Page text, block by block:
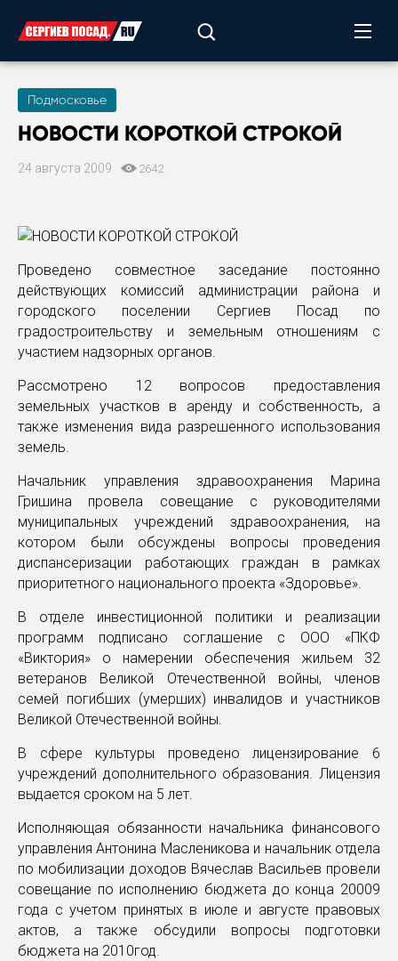
Подмосковье
НОВОСТИ КОРОТКОЙ СТРОКОЙ
24 августа 2009 2642
Проведено совместное заседание постоянно
действующих комиссий администрации района и
городского поселении Сергиев Посад по
градостроительству и земельным отношениям с
участием надзорных органов.
Рассмотрено 12 вопросов предоставления
земельных участков в аренду и собственность, а
также изменения вида разрешенного использования
земель.
Начальник управления здравоохранения Марина
Гришина провела совещание с руководителями
муниципальных учреждений здравоохранения, на
котором были обсуждены вопросы проведения
диспансеризации работающих граждан в рамках
приоритетного национального проекта «Здоровье».
В отделе инвестиционной политики и реализации
программ подписано соглашение с ООО «ПКФ
«Виктория» о намерении обеспечения жильем 32
ветеранов Великой Отечественной войны, членов
семей погибших (умерших) инвалидов и участников
Великой Отечественной войны.
В сфере культуры проведено лицензирование 6
учреждений дополнительного образования. Лицензия
выдается сроком на 5 лет.
Исполняющая обязанности начальника финансового
управления Антонина Масленикова и начальник отдела
по мобилизации доходов Вячеслав Васильев провели
совещание по исполнению бюджета до конца 20009
года с учетом принятых в июле и августе правовых
актов, а также обсудили вопросы подготовки
бюджета на 2010год.